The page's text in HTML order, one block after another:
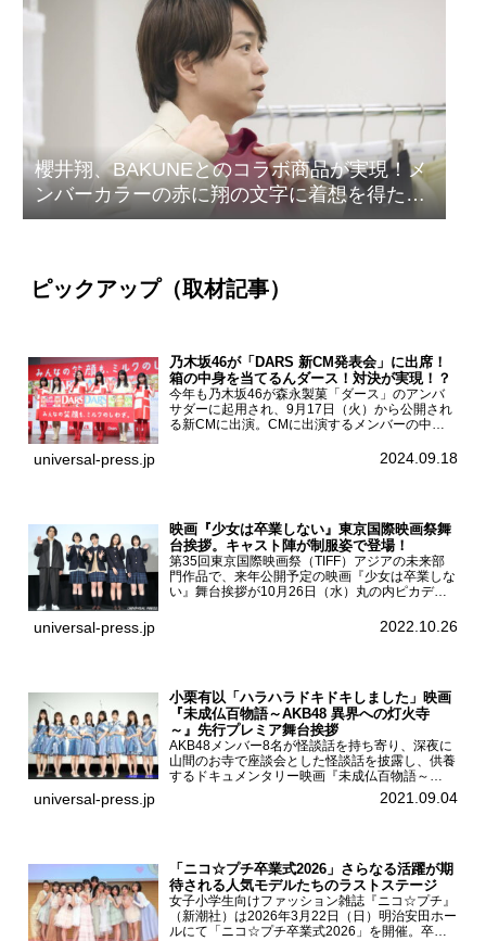
櫻井翔、BAKUNEとのコラボ商品が実現！メ
ンバーカラーの赤に翔の文字に着想を得たデ
ザイン
ピックアップ（取材記事）
乃木坂46が「DARS 新CM発表会」に出席！
箱の中身を当てるんダース！対決が実現！？
今年も乃木坂46が森永製菓「ダース」のアンバ
サダーに起用され、9月17日（火）から公開され
る新CMに出演。CMに出演するメンバーの中か
一ノ瀬美空、菅原咲月が都内にて開催された
universal-press.jp 2024.09.18
映画『少女は卒業しない』東京国際映画祭舞
台挨拶。キャスト陣が制服姿で登場！
第35回東京国際映画祭（TIFF）アジアの未来部
門作品で、来年公開予定の映画『少女は卒業しな
い』舞台挨拶が10月26日（水）丸の内ピカデリ
宮山莉渚、中井友望、監督の中川駿が登壇。映画
universal-press.jp 2022.10.26
小栗有以「ハラハラドキドキしました」映画
『未成仏百物語～AKB48 異界への灯火寺
～』先行プレミア舞台挨拶
AKB48メンバー8名が怪談話を持ち寄り、深夜に
山間のお寺で座談会とした怪談話を披露し、供養
するドキュメンタリー映画『未成仏百物語～
AKB48異界への灯火寺～』の先行プレミア舞台
挨拶が東京・ユナイテッド・シネマ豊洲で開催さ
universal-press.jp 2021.09.04
「ニコ☆プチ卒業式2026」さらなる活躍が期
待される人気モデルたちのラストステージ
女子小学生向けファッション雑誌『ニコ☆プチ』
（新潮社）は2026年3月22日（日）明治安田ホー
ルにて「ニコ☆プチ卒業式2026」を開催。卒業